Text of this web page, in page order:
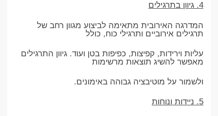
4. גיוון בתרגילים
המדרגה האירובית מתאימה לביצוע מגוון רחב של
תרגילים אירוביים ותרגילי כוח, כולל
עליות וירידות, קפיצות, כפיפות בטן ועוד. גיוון התרגילים
מאפשר להשיג תוצאות מרשימות
ולשמור על מוטיבציה גבוהה באימונים.
5. ניידות ונוחות